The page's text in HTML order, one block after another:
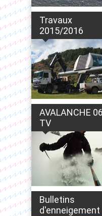
Travaux
2015/2016
AVALANCHE 06
TV
Bulletins
d'enneigement